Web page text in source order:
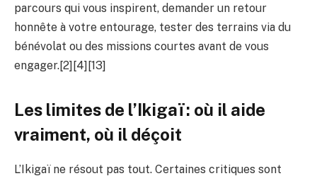
parcours qui vous inspirent, demander un retour
honnête à votre entourage, tester des terrains via du
bénévolat ou des missions courtes avant de vous
engager.[2][4][13]
Les limites de l’Ikigaï : où il aide
vraiment, où il déçoit
L’Ikigaï ne résout pas tout. Certaines critiques sont